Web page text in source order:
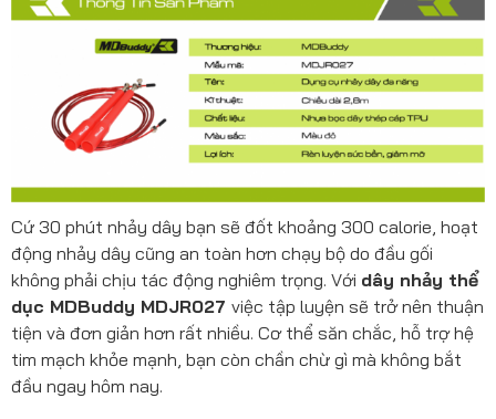
Cứ 30 phút nhảy dây bạn sẽ đốt khoảng 300 calorie, hoạt
động nhảy dây cũng an toàn hơn chạy bộ do đầu gối
không phải chịu tác động nghiêm trọng. Với dây nhảy thể
dục MDBuddy MDJR027 việc tập luyện sẽ trở nên thuận
tiện và đơn giản hơn rất nhiều. Cơ thể săn chắc, hỗ trợ hệ
tim mạch khỏe mạnh, bạn còn chần chừ gì mà không bắt
đầu ngay hôm nay.